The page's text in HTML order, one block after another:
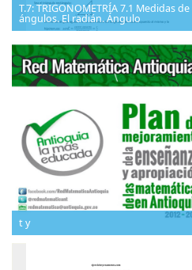
T.7: TRIGONOMETRÍA 7.1 Medidas de
ángulos. El radián. Ángulo
t y